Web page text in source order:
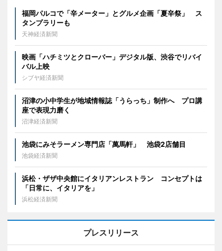
福岡パルコで「辛メーター」とグルメ企画「夏辛祭」 ス
タンプラリーも
天神経済新聞
映画「ハチミツとクローバー」デジタル版、渋谷でリバイ
バル上映
シブヤ経済新聞
沼津の小中学生が地域情報誌「うらっち」制作へ プロ講
座で表現力磨く
沼津経済新聞
池袋にみそラーメン専門店「萬馬軒」 池袋2店舗目
池袋経済新聞
浜松・ザザ中央館にイタリアンレストラン コンセプトは
「日常に、イタリアを」
浜松経済新聞
プレスリリース